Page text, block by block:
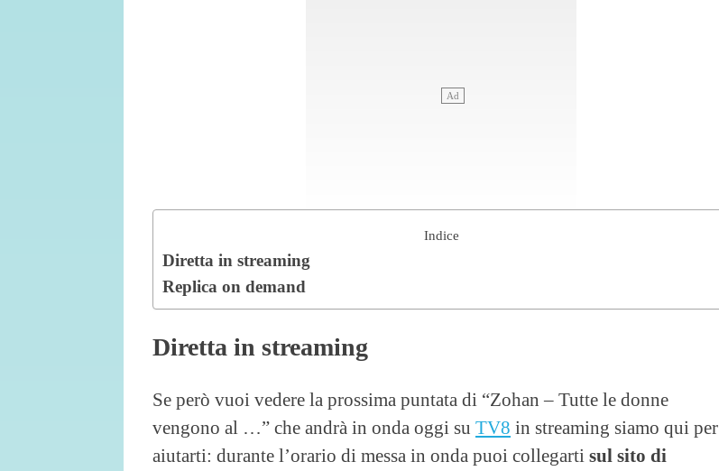
Indice
Diretta in streaming
Replica on demand
Diretta in streaming
Se però vuoi vedere la prossima puntata di “Zohan – Tutte le donne
vengono al …” che andrà in onda oggi su TV8 in streaming siamo qui per
aiutarti: durante l’orario di messa in onda puoi collegarti sul sito di